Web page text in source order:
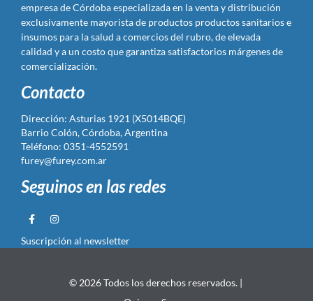
empresa de Córdoba especializada en la venta y distribución
exclusivamente mayorista de productos productos sanitarios e
insumos para la salud a comercios del rubro, de elevada
calidad y a un costo que garantiza satisfactorios márgenes de
comercialización.
Contacto
Dirección: Asturias 1921 (X5014BQE)
Barrio Colón, Córdoba, Argentina
Teléfono: 0351-4552591
furey@furey.com.ar
Seguinos en las redes
Suscripción al newsletter
© 2026 Todos los derechos reservados. |